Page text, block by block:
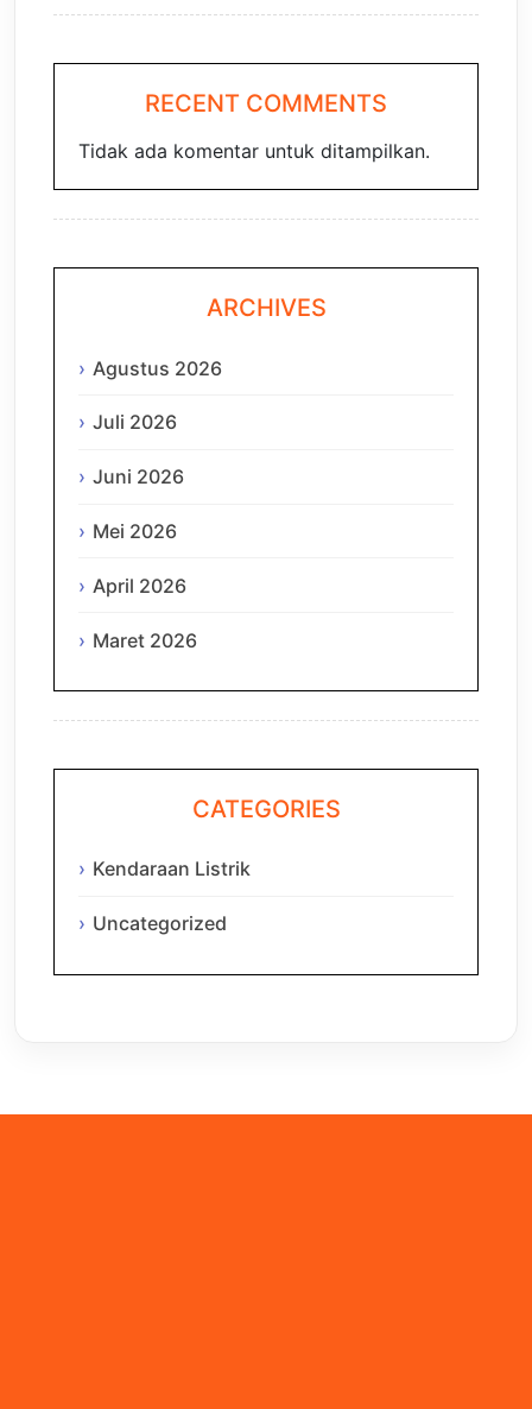
RECENT COMMENTS
Tidak ada komentar untuk ditampilkan.
ARCHIVES
Agustus 2026
Juli 2026
Juni 2026
Mei 2026
April 2026
Maret 2026
CATEGORIES
Kendaraan Listrik
Uncategorized